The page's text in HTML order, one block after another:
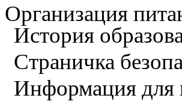
Организация
История
Страничка
Информация